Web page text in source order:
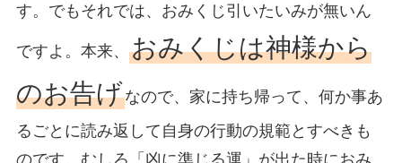
す。でもそれでは、おみくじ引いたいみが無いん
ですよ。本来、 おみくじは神様から
のお告げなので、家に持ち帰って、何か事あ
るごとに読み返して自身の行動の規範とすべきも
のです。むしろ「凶に準じる運」が出た時におみ